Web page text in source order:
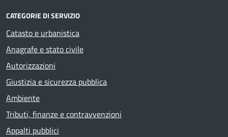
CATEGORIE DI SERVIZIO
Catasto e urbanistica
Anagrafe e stato civile
Autorizzazioni
Giustizia e sicurezza pubblica
Ambiente
Tributi, finanze e contravvenzioni
Appalti pubblici